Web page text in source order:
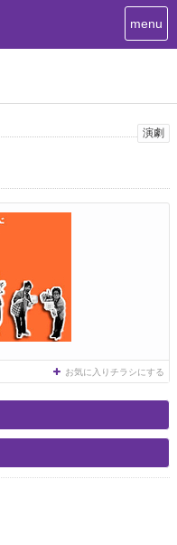
T
o
i
g
menu
演劇
お気に入りチラシにする